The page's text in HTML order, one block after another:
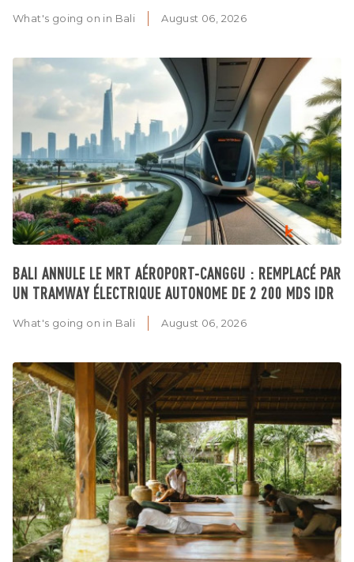
What's going on in Bali August 06, 2026
BALI ANNULE LE MRT AÉROPORT-CANGGU : REMPLACÉ PAR
UN TRAMWAY ÉLECTRIQUE AUTONOME DE 2 200 MDS IDR
What's going on in Bali August 06, 2026